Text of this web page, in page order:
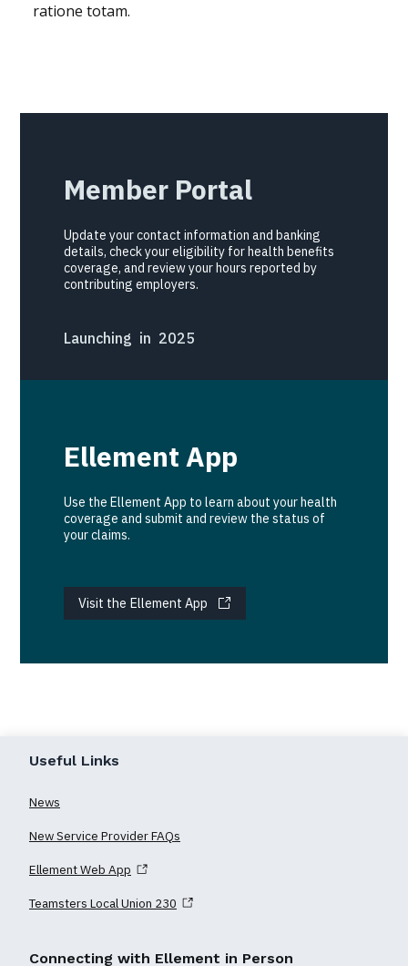
ratione totam.
Member Portal
Update your contact information and banking
details, check your eligibility for health benefits
coverage, and review your hours reported by
contributing employers.
Launching in 2025
Ellement App
Use the Ellement App to learn about your health
coverage and submit and review the status of
your claims.
Visit the Ellement App
Useful Links
News
New Service Provider FAQs
Ellement Web App
Teamsters Local Union 230
Connecting with Ellement in Person